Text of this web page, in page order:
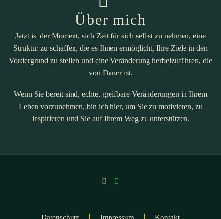
Über mich
Jetzt ist der Moment, sich Zeit für sich selbst zu nehmen, eine
Struktur zu schaffen, die es Ihnen ermöglicht, Ihre Ziele in den
Vordergrund zu stellen und eine Veränderung herbeizuführen, die
von Dauer ist.
Wenn Sie bereit sind, echte, greifbare Veränderungen in Ihrem
Leben vorzunehmen, bin ich hier, um Sie zu motivieren, zu
inspirieren und Sie auf Ihrem Weg zu unterstützen.
Datenschutz Impressum Kontakt